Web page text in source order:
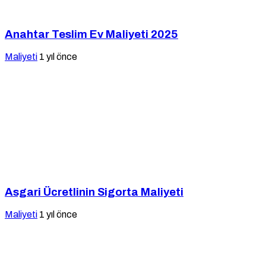
Anahtar Teslim Ev Maliyeti 2025
Maliyeti 1 yıl önce
Asgari Ücretlinin Sigorta Maliyeti
Maliyeti 1 yıl önce